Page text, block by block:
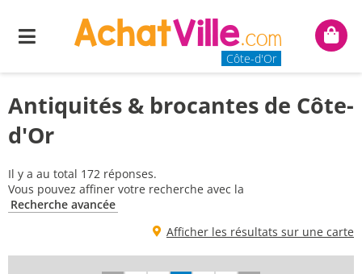
Menu
Côte-d'Or
Mon
Antiquités & brocantes de Côte-
d'Or
Il y a au total 172 réponses.
Vous pouvez affiner votre recherche avec la
Recherche avancée
Afficher les résultats sur une carte